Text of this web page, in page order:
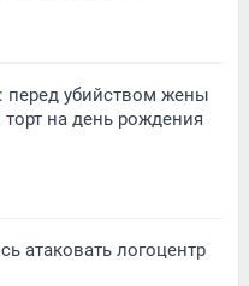
перед убийством жены
на день рождения
атаковать логоцентр